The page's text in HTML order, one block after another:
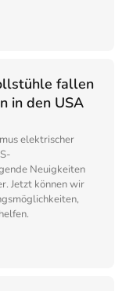
fallen
in den USA
elektrischer
Neuigkeiten
Jetzt können wir